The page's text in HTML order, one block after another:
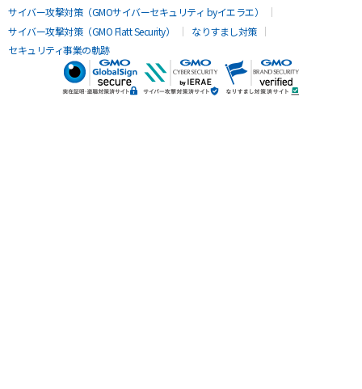
サイバー攻撃対策（GMOサイバーセキュリティ byイエラエ）
サイバー攻撃対策（GMO Flatt Security）
なりすまし対策
セキュリティ事業の軌跡